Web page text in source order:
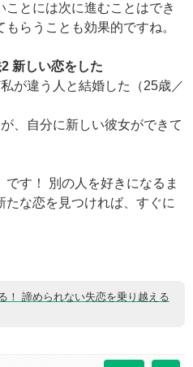
とには次に進むことはでき
らうことも効果的ですね。
新しい恋をした
が違う人と結婚した（25歳／
、自分に新しい彼女ができて
す！ 別の人を好きになるま
な恋を見つければ、すぐに
！ 諦められない失恋を乗り越える